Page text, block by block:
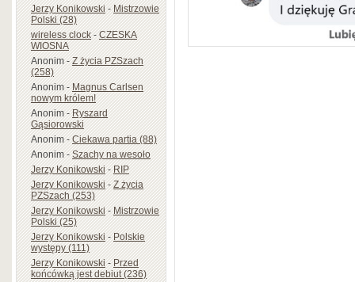
Jerzy Konikowski-Mistrzowie
Polski (28)
wireless clock-CZESKA
WIOSNA
Anonim-Z życia PZSzach
(258)
Anonim-Magnus Carlsen
nowym królem!
Anonim-Ryszard
Gąsiorowski
Anonim-Ciekawa partia (88)
Anonim-Szachy na wesoło
Jerzy Konikowski-RIP
Jerzy Konikowski-Z życia
PZSzach (253)
Jerzy Konikowski-Mistrzowie
Polski (25)
Jerzy Konikowski-Polskie
występy (111)
Jerzy Konikowski-Przed
końcówką jest debiut (236)